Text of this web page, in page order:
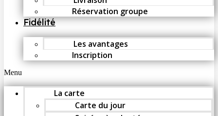
Réservation groupe
Fidélité
Les avantages
Inscription
Menu
La carte
Carte du jour